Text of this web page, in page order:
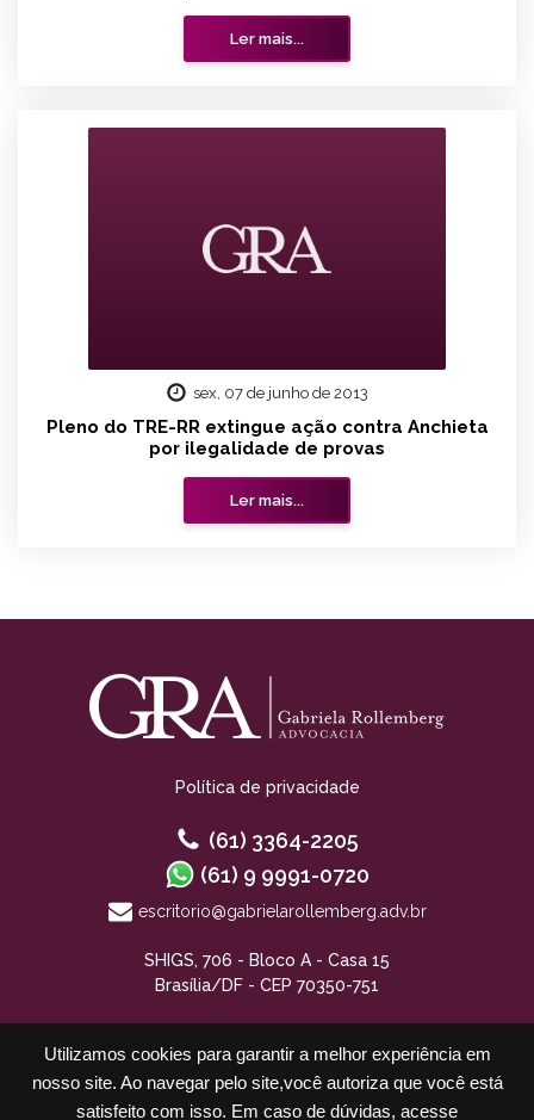
Utilizamos cookies para garantir a melhor experiência em
nosso site. Ao navegar pelo site,você autoriza que você está
satisfeito com isso. Em caso de dúvidas, acesse
Ler mais...
sex, 07 de junho de 2013
Pleno do TRE-RR extingue ação contra Anchieta
por ilegalidade de provas
Ler mais...
Política de privacidade
(61) 3364-2205
(61) 9 9991-0720
escritorio@gabrielarollemberg.adv.br
SHIGS, 706 - Bloco A - Casa 15
Brasília/DF - CEP 70350-751